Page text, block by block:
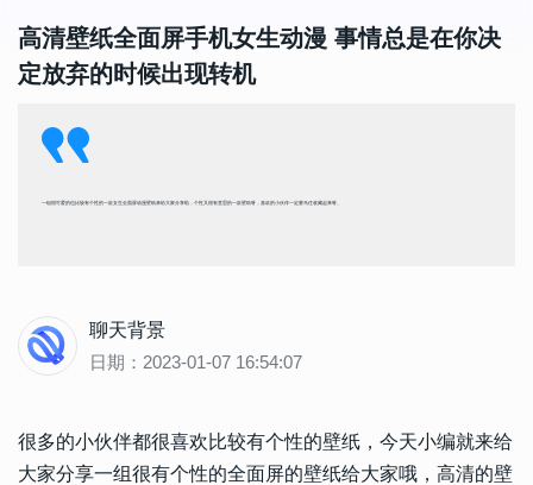
高清壁纸全面屏手机女生动漫 事情总是在你决
定放弃的时候出现转机
一组很可爱的也比较有个性的一款女生全面屏动漫壁纸来给大家分享啦，个性又很有意思的一款壁纸呀，喜欢的小伙伴一定要马住收藏起来呀。
聊天背景
日期：2023-01-07 16:54:07
很多的小伙伴都很喜欢比较有个性的壁纸，今天小编就来给
大家分享一组很有个性的全面屏的壁纸给大家哦，高清的壁